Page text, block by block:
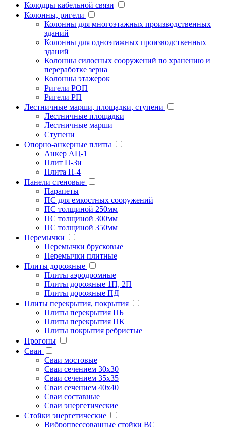
Колодцы кабельной связи
Колонны, ригели
Колонны для многоэтажных производственных
зданий
Колонны для одноэтажных производственных
зданий
Колонны силосных сооружений по хранению и
переработке зерна
Колонны этажерок
Ригели РОП
Ригели РП
Лестничные марши, площадки, ступени
Лестничные площадки
Лестничные марши
Ступени
Опорно-анкерные плиты
Анкер АЦ-1
Плит П-3и
Плита П-4
Панели стеновые
Парапеты
ПС для емкостных сооружений
ПС толщиной 250мм
ПС толщиной 300мм
ПС толщиной 350мм
Перемычки
Перемычки брусковые
Перемычки плитные
Плиты дорожные
Плиты аэродромные
Плиты дорожные 1П, 2П
Плиты дорожные ПД
Плиты перекрытия, покрытия
Плиты перекрытия ПБ
Плиты перекрытия ПК
Плиты покрытия ребристые
Прогоны
Сваи
Сваи мостовые
Сваи сечением 30х30
Сваи сечением 35х35
Сваи сечением 40х40
Сваи составные
Сваи энергетические
Стойки энергетические
Вибропрессованные стойки ВС